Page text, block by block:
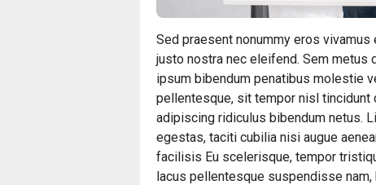
Sed praesent nonummy eros
justo nostra nec eleifend. Sem metus
ipsum bibendum penatibus molestie
pellentesque, sit tempor nisl tincidunt
adipiscing ridiculus bibendum netus.
egestas, taciti cubilia nisi augue
facilisis Eu scelerisque, tempor
lacus pellentesque suspendisse nam,